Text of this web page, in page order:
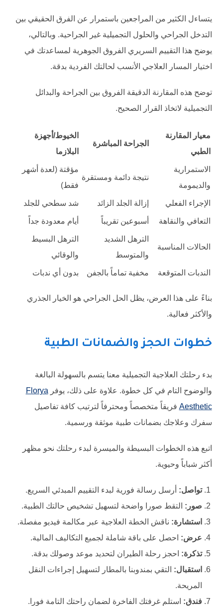
يتساءل الكثير من المراجعين باستمرار عن الفرق الحقيقي بين
التدخل الجراحي والحلول التجميلية غير الجراحية. وبالتالي،
يوضح هذا التقييم السريري الفروق الجوهرية لمساعدتك في
اختيار المسار العلاجي الأنسب لحالتك الفردية بدقة.
توضح هذه المقارنة الدقيقة الفروق بين الجراحة والبدائل
التجميلية لاتخاذ القرار الصحيح.
معيار المقارنة
الطبي
الجراحة المباشرة
الخيوط/أجهزة
البلازما
الاستمرارية
والديمومة
نتيجة دائمة ومستقرة
مؤقتة (لعدة أشهر
فقط)
الإجراء الفعلي إزالة الجلد الزائد شد سطحي للجلد
التعافي والنقاهة أسبوعين تقريباً أيام معدودة جداً
الحالات المناسبة
الترهل الشديد
والمتوسط
الترهل البسيط
والوقائي
الندبات المتوقعة مخفية تماماً بالجفن بدون أي ندبات
بناءً على هذا العرض، يظل الحل الجراحي هو الخيار الجذري
والأكثر فعالية.
خطوات الحجز والضمانات الطبية
بدء رحلتك العلاجية التجميلية معنا يتسم بالسهولة البالغة
والوضوح التام في كل خطوة. علاوة على ذلك، يوفر Florya
Aesthetic فريقاً متخصصاً ومحترفاً لترتيب كافة تفاصيل
سفرك وعلاجك بضمانات طبية موثقة ورسمية.
اتبع هذه الخطوات البسيطة والميسرة لبدء رحلتك نحو مظهر
أكثر شباباً وحيوية.
تواصل: أرسل رسالة فورية لبدء التقييم المبدئي السريع.
صور: التقط صورا واضحة لتسهيل تشخيص حالتك الطبية.
استشارة: ناقش الخطة العلاجية عبر مكالمة فيديو مفصلة.
عرض: احصل على باقة شاملة لجميع التكاليف المالية.
تذكرة: احجز رحلة الطيران لتحديد موعد وصولك بدقة.
استقبال: التقي بمندوبنا بالمطار لتسهيل إجراءات النقل
المريحة.
فندق: استلم غرفتك الفاخرة لضمان راحتك التامة فورا.